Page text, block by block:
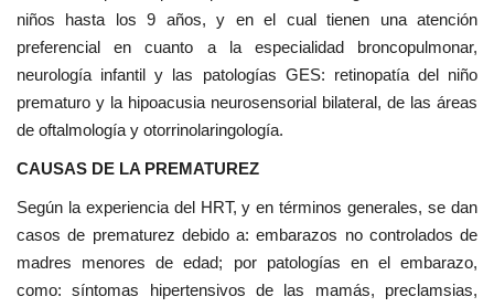
niños hasta los 9 años, y en el cual tienen una atención
preferencial en cuanto a la especialidad broncopulmonar,
neurología infantil y las patologías GES: retinopatía del niño
prematuro y la hipoacusia neurosensorial bilateral, de las áreas
de oftalmología y otorrinolaringología.
CAUSAS DE LA PREMATUREZ
Según la experiencia del HRT, y en términos generales, se dan
casos de prematurez debido a: embarazos no controlados de
madres menores de edad; por patologías en el embarazo,
como: síntomas hipertensivos de las mamás, preclamsias,